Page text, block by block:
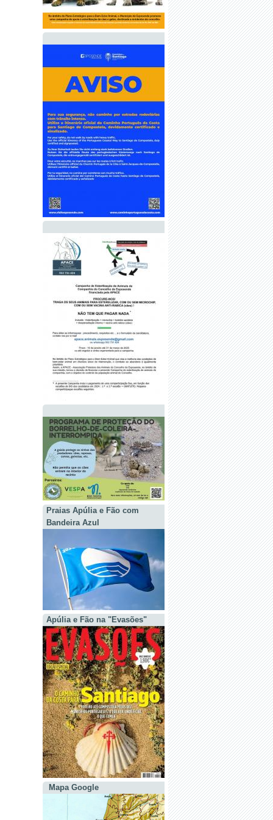
Praias Apúlia e Fão com
Bandeira Azul
Apúlia e Fão na "Evasões"
Mapa Google